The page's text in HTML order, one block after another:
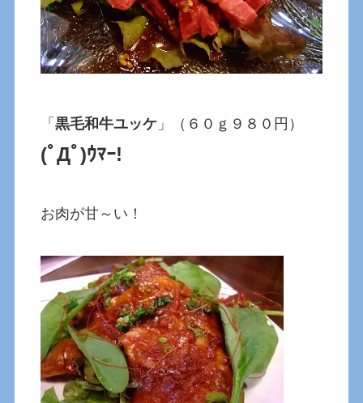
「黒毛和牛ユッケ 」（６０ｇ９８０円）
(ﾟДﾟ)ｳﾏｰ!
お肉が甘～い！